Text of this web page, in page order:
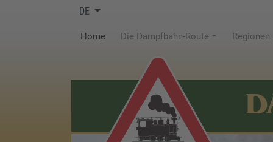
DE
Home(current)Die Dampfbahn-Route Regionen